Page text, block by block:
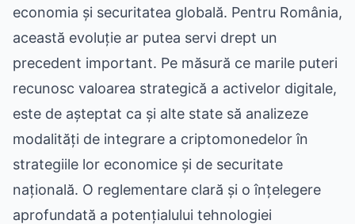
economia și securitatea globală. Pentru România,
această evoluție ar putea servi drept un
precedent important. Pe măsură ce marile puteri
recunosc valoarea strategică a activelor digitale,
este de așteptat ca și alte state să analizeze
modalități de integrare a criptomonedelor în
strategiile lor economice și de securitate
națională. O reglementare clară și o înțelegere
aprofundată a potențialului tehnologiei